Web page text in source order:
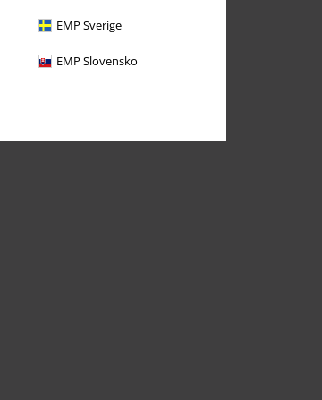
EMP Sverige
EMP Slovensko